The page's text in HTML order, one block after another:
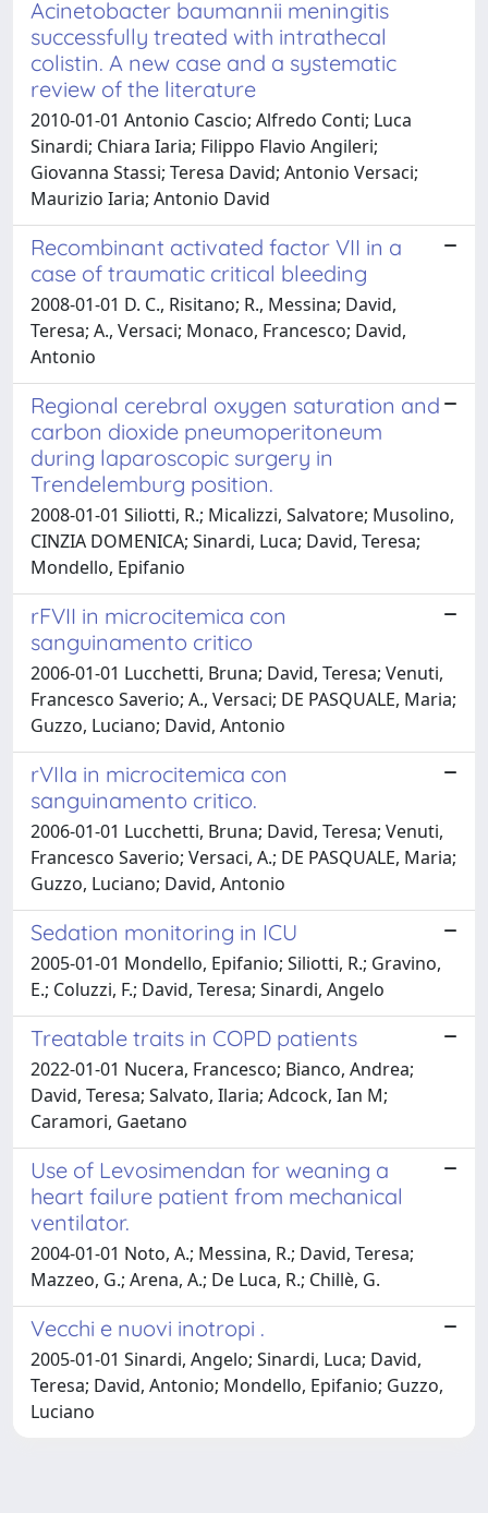
Acinetobacter baumannii meningitis
successfully treated with intrathecal
colistin. A new case and a systematic
review of the literature
2010-01-01 Antonio Cascio; Alfredo Conti; Luca
Sinardi; Chiara Iaria; Filippo Flavio Angileri;
Giovanna Stassi; Teresa David; Antonio Versaci;
Maurizio Iaria; Antonio David
Recombinant activated factor VII in a
case of traumatic critical bleeding
2008-01-01 D. C., Risitano; R., Messina; David,
Teresa; A., Versaci; Monaco, Francesco; David,
Antonio
Regional cerebral oxygen saturation and
carbon dioxide pneumoperitoneum
during laparoscopic surgery in
Trendelemburg position.
2008-01-01 Siliotti, R.; Micalizzi, Salvatore; Musolino,
CINZIA DOMENICA; Sinardi, Luca; David, Teresa;
Mondello, Epifanio
rFVII in microcitemica con
sanguinamento critico
2006-01-01 Lucchetti, Bruna; David, Teresa; Venuti,
Francesco Saverio; A., Versaci; DE PASQUALE, Maria;
Guzzo, Luciano; David, Antonio
rVIIa in microcitemica con
sanguinamento critico.
2006-01-01 Lucchetti, Bruna; David, Teresa; Venuti,
Francesco Saverio; Versaci, A.; DE PASQUALE, Maria;
Guzzo, Luciano; David, Antonio
Sedation monitoring in ICU
2005-01-01 Mondello, Epifanio; Siliotti, R.; Gravino,
E.; Coluzzi, F.; David, Teresa; Sinardi, Angelo
Treatable traits in COPD patients
2022-01-01 Nucera, Francesco; Bianco, Andrea;
David, Teresa; Salvato, Ilaria; Adcock, Ian M;
Caramori, Gaetano
Use of Levosimendan for weaning a
heart failure patient from mechanical
ventilator.
2004-01-01 Noto, A.; Messina, R.; David, Teresa;
Mazzeo, G.; Arena, A.; De Luca, R.; Chillè, G.
Vecchi e nuovi inotropi .
2005-01-01 Sinardi, Angelo; Sinardi, Luca; David,
Teresa; David, Antonio; Mondello, Epifanio; Guzzo,
Luciano